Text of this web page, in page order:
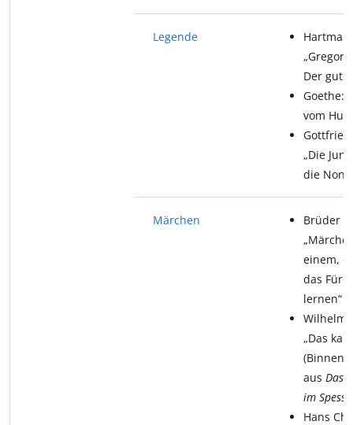
Legende
Der gute
Goethe:
vom
„Die
die
Märchen
Brüder
einem,
das
lernen“
Wilhelm
„Das
aus Das
im
Hans